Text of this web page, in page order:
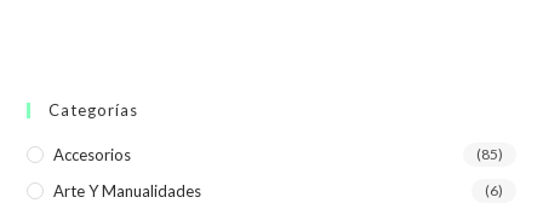
Categorías
Accesorios (85)
Arte Y Manualidades (6)